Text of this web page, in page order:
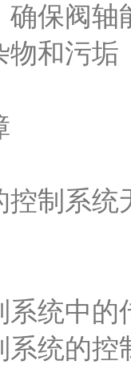
确保阀轴
物和污
制系
统中
统的